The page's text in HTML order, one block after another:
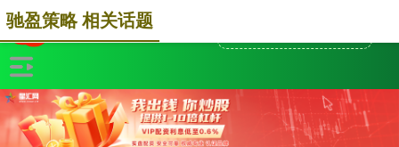
驰盈策略 相关话题